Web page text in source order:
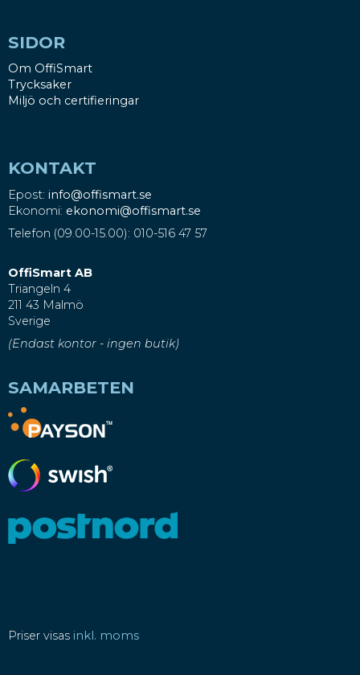
SIDOR
Om OffiSmart
Trycksaker
Miljö och certifieringar
KONTAKT
Epost: info@offismart.se
Ekonomi: ekonomi@offismart.se
Telefon (09.00-15.00): 010-516 47 57
OffiSmart AB
Triangeln 4
211 43 Malmö
Sverige
(Endast kontor - ingen butik)
SAMARBETEN
Priser visas inkl. moms